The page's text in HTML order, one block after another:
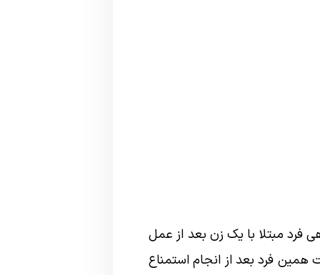
فرد مبتلا با یک زن بعد از عمل
فرد بعد از انجام استمناع